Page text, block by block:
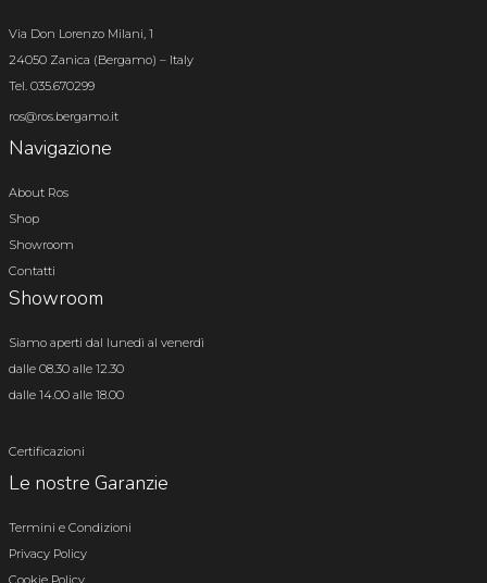
Via Don Lorenzo Milani, 1
24050 Zanica (Bergamo) – Italy
Tel. 035.670299
ros@ros.bergamo.it
Navigazione
About Ros
Shop
Showroom
Contatti
Showroom
Siamo aperti dal lunedì al venerdì
dalle 08.30 alle 12.30
dalle 14.00 alle 18.00
Certificazioni
Le nostre Garanzie
Termini e Condizioni
Privacy Policy
Cookie Policy